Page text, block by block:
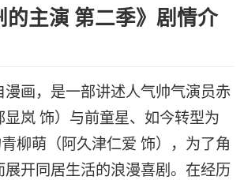
的主演 第二季》剧情介
漫画，是一部讲述人气帅气演员赤
显岚 饰）与前童星、如今转型为
柳萌（阿久津仁爱 饰），为了角
展开同居生活的浪漫喜剧。在经历